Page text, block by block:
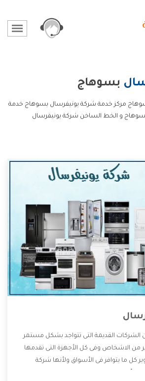
بسوهاج
مركز خدمة شركة يونيفرسال بسوهاج خدمة
و الخط الساخن شركة يونيفرسال
القديمة التى تتواجد بشكل مستمر
من الاشخاص وفى كل الأجهزة التى تقدمها
كل ما يتوافر فى الأسواق ولأنها شركة